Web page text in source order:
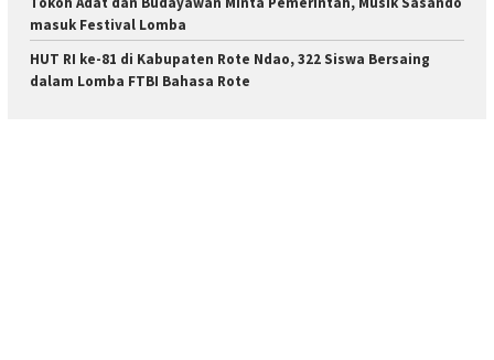
masuk Festival Lomba
HUT RI ke-81 di Kabupaten Rote Ndao, 322 Siswa Bersaing
dalam Lomba FTBI Bahasa Rote